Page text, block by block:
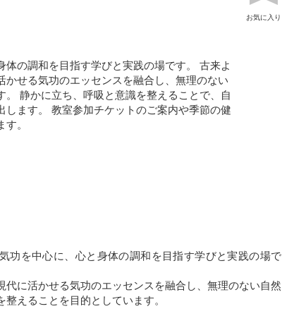
お気に入り
体の調和を目指す学びと実践の場です。 古来よ
かせる気功のエッセンスを融合し、無理のない
。 静かに立ち、呼吸と意識を整えることで、自
します。 教室参加チケットのご案内や季節の健
。
功を中心に、心と身体の調和を目指す学びと実践の場で
代に活かせる気功のエッセンスを融合し、無理のない自然
えることを目的としています。